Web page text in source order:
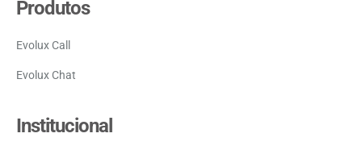
Produtos
Evolux Call
Evolux Chat
Institucional